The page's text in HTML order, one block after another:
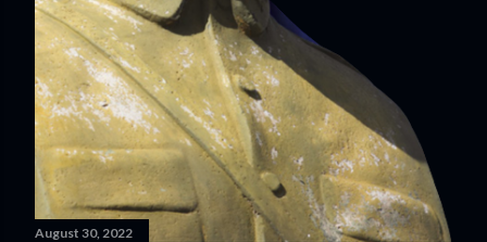
August 30, 2022